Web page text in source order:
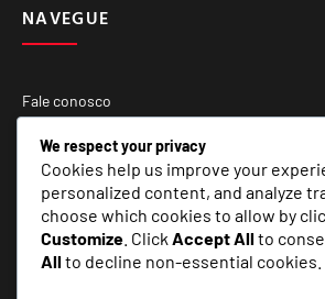
NAVEGUE
Fale conosco
Quem Somos
Matérias Especiais
SERVIÇOS
We respect your privacy
Cookies help us improve your
personalized content, and analyze
choose which cookies to allow by
Customize . Click Accept Allto
Allto decline non-essential cookies.